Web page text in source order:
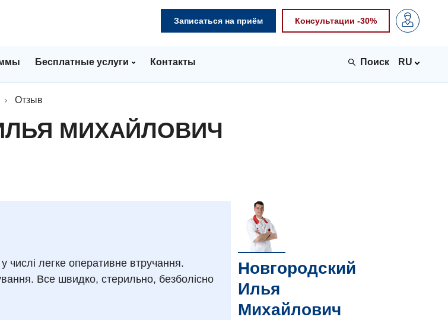
Записаться на приём Консультации -30%
Бесплатные услуги Контакты RU
Отзыв
МИХАЙЛОВИЧ
числі легке оперативне втручання.
Все швидко, стерильно, безболісно
Новгородский
Илья
Михайлович